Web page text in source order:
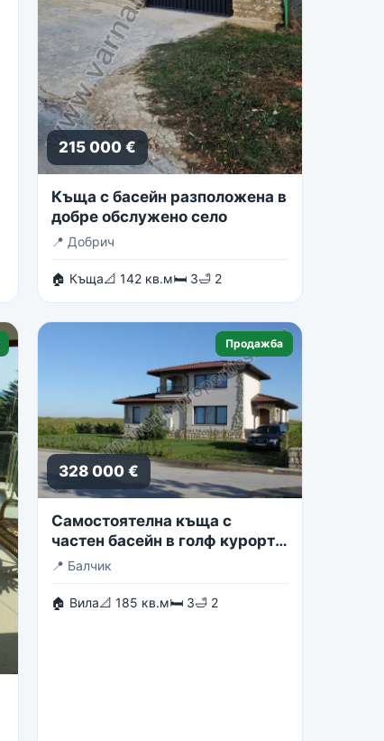
215 000 €
Къща с басейн разположена в
добре обслужено село
📍 Добрич
🏠 Къща📐 142 кв.м🛏 3🛁 2
Продажба
328 000 €
Самостоятелна къща с
частен басейн в голф курорта
Блексирама
📍 Балчик
🏠 Вила📐 185 кв.м🛏 3🛁 2